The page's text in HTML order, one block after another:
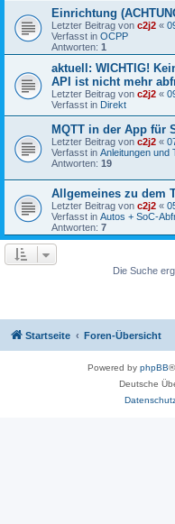
Einrichtung
Letzter Beitrag von c2j2 «
Verfasst in OCPP
Antworten: 1
aktuell: WICHTIG!
API ist nicht mehr
Letzter Beitrag von c2j2 «
Verfasst in Direkt
MQTT in der App für
Letzter Beitrag von c2j2 «
Verfasst in Anleitungen und
Antworten: 19
Allgemeines zu dem
Letzter Beitrag von c2j2 «
Verfasst in Autos + SoC-
Antworten: 7
Die Suche
Startseite Foren-Übersicht
Powered by phpBB
Deutsche